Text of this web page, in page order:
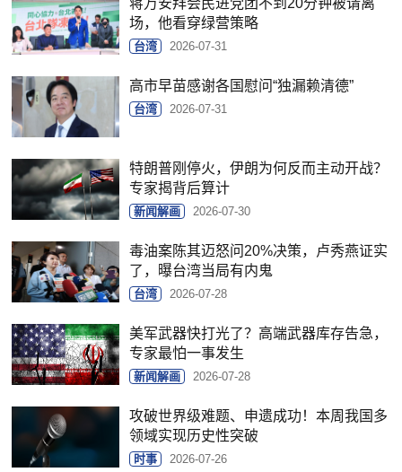
场，他看穿绿营策略
台湾 2026-07-31
高市早苗感谢各国慰问“独漏赖清德”
台湾 2026-07-31
特朗普刚停火，伊朗为何反而主动开战？
专家揭背后算计
新闻解画 2026-07-30
毒油案陈其迈怒问20%决策，卢秀燕证实
了，曝台湾当局有内鬼
台湾 2026-07-28
美军武器快打光了？高端武器库存告急，
专家最怕一事发生
新闻解画 2026-07-28
攻破世界级难题、申遗成功！本周我国多
领域实现历史性突破
时事 2026-07-26